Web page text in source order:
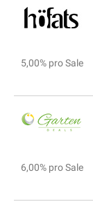
5,00% pro Sale
6,00% pro Sale